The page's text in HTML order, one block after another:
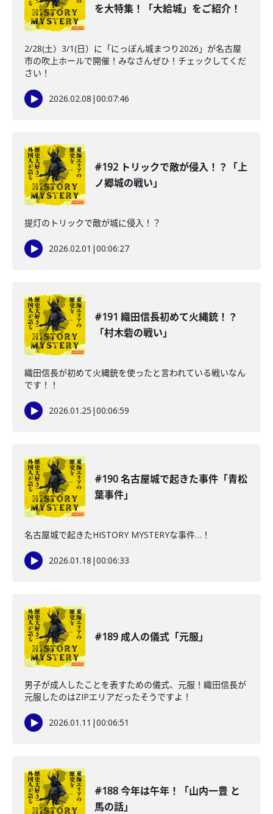
を大特集！「大給城」をご紹介！
2/28(土）3/1(日）に「にっぽん城まつり2026」が名古屋
市の吹上ホールで開催！みなさんぜひ！チェックしてくだ
さい！
2026.02.08 |00:07:46
#192 トリックで敵が侵入！？「上
ノ郷城の戦い」
提灯のトリックで敵が城に侵入！？
2026.02.01 |00:06:27
#191 織田信長初めて火縄銃！？
「村木砦の戦い」
織田信長が初めて火縄銃を使ったと言われている戦いなん
です！！
2026.01.25 |00:06:59
#190 名古屋城で起きた事件「青松
葉事件」
名古屋城で起きたHISTORY MYSTERYな事件…！
2026.01.18 |00:06:33
#189 成人の儀式「元服」
男子が成人したことを表すための儀式、元服！織田信長が
元服したのはZIPエリアだったそうですよ！
2026.01.11 |00:06:51
#188 今年は午年！「山内一豊 と
馬の話」